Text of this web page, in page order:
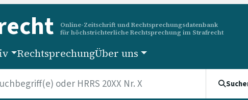
Online-Zeitschrift und Rechtsprechungsdatenbank
für höchstrichterliche Rechtsprechung im Strafrecht
RechtsprechungÜber uns